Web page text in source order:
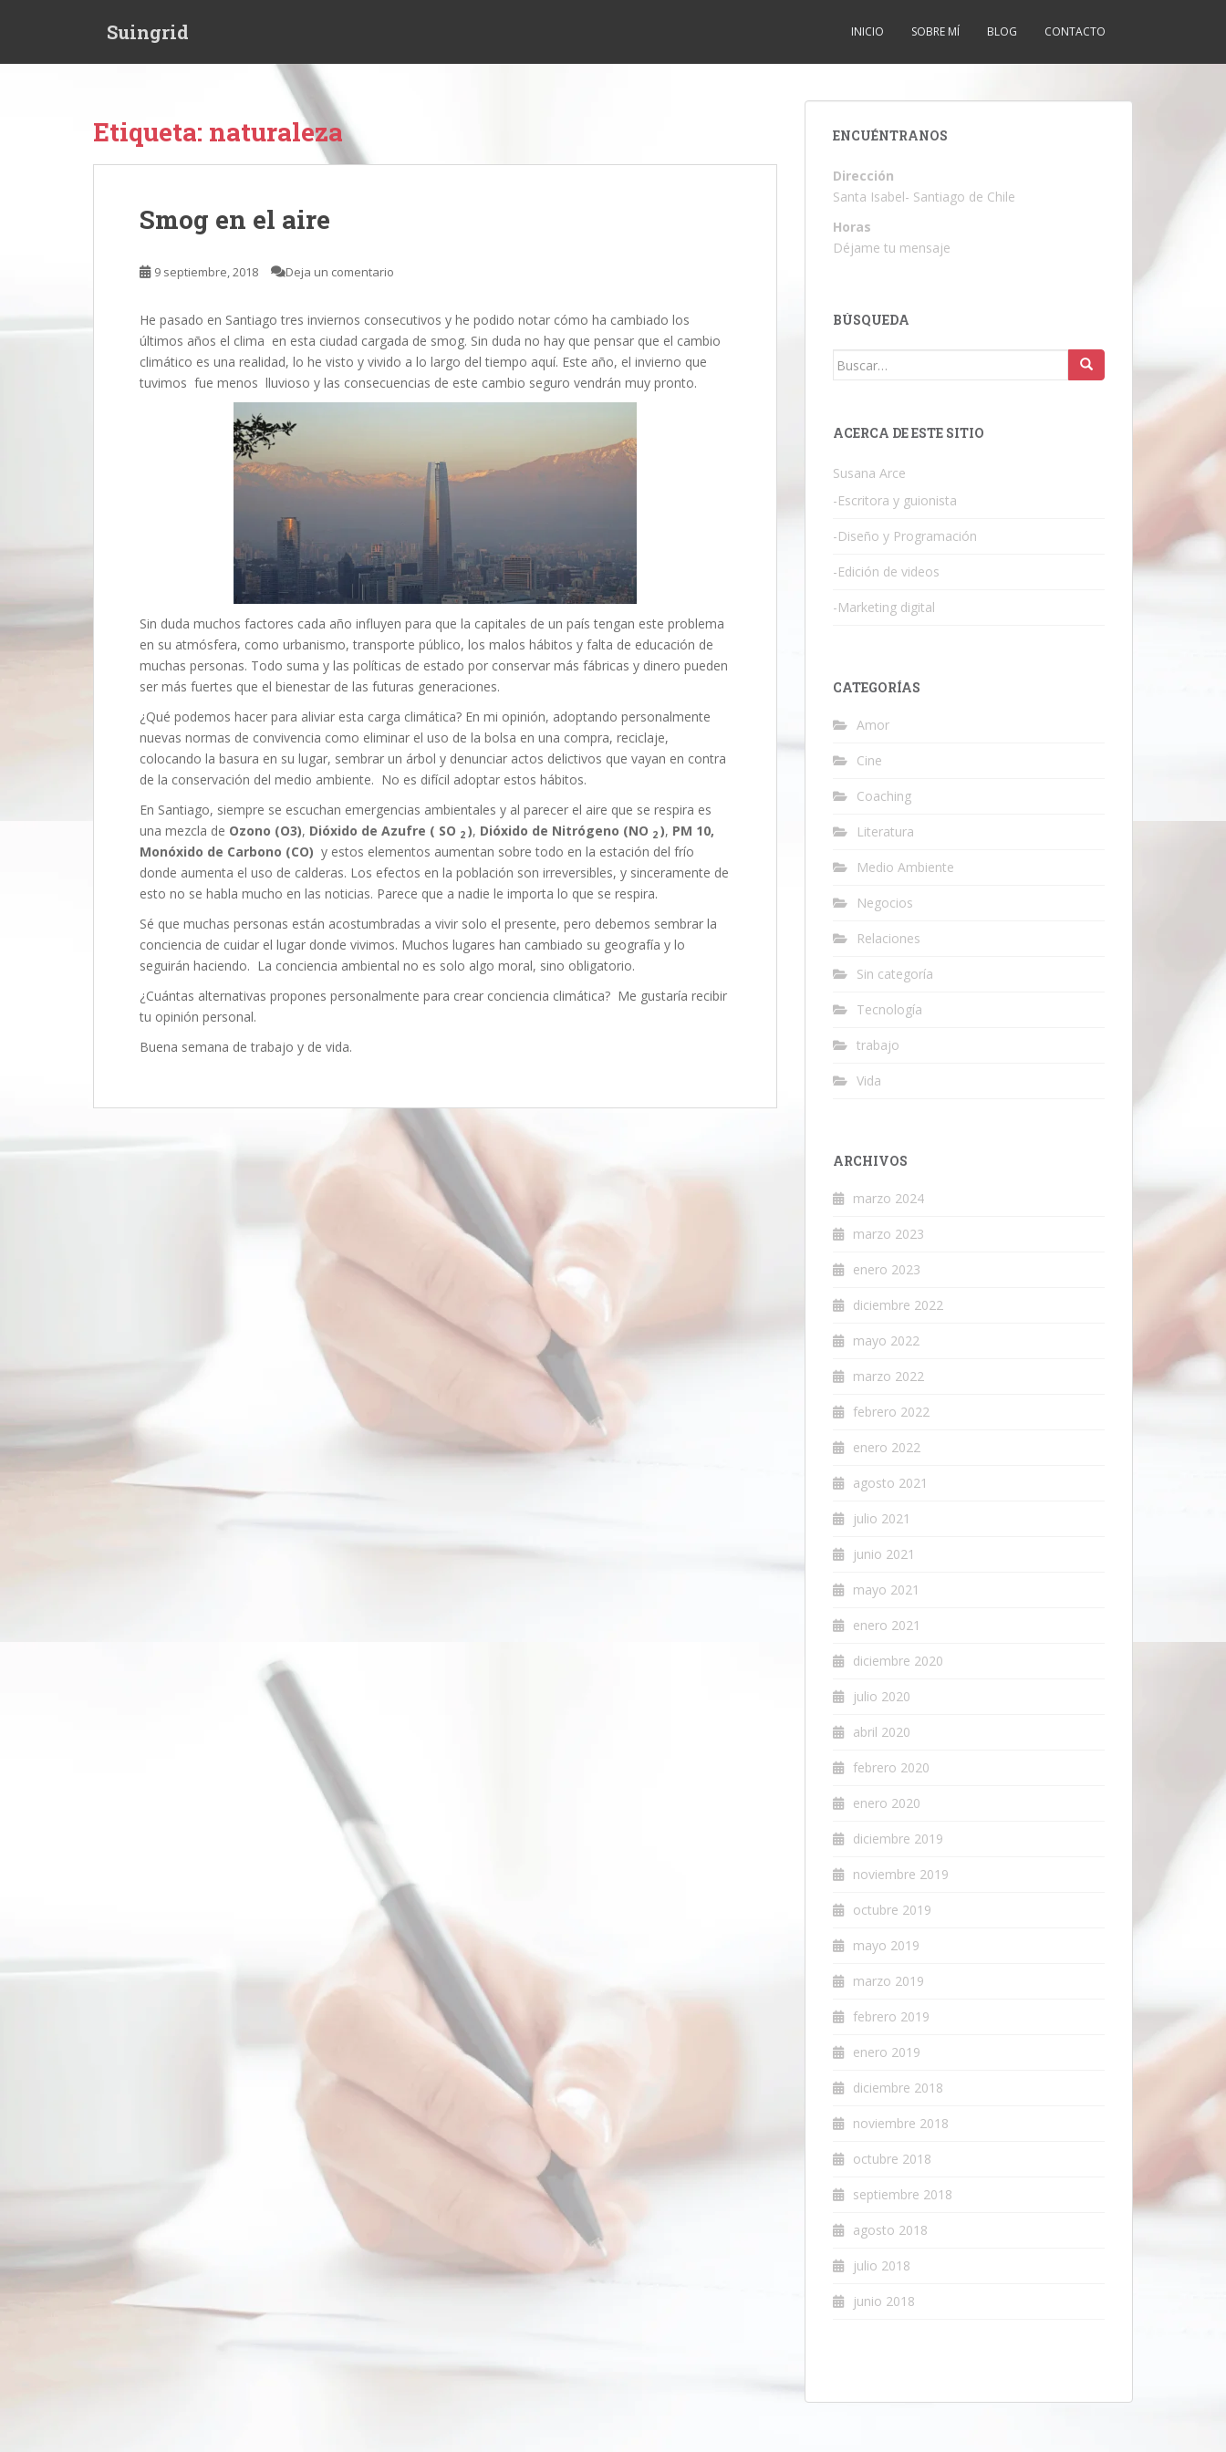
Suingrid INICIO SOBRE MÍ BLOG CONTACTO
Etiqueta: naturaleza
Smog en el aire
9 septiembre, 2018 Deja un comentario
He pasado en Santiago tres inviernos consecutivos y he podido notar cómo ha cambiado los
últimos años el clima en esta ciudad cargada de smog. Sin duda no hay que pensar que el cambio
climático es una realidad, lo he visto y vivido a lo largo del tiempo aquí. Este año, el invierno que
tuvimos fue menos lluvioso y las consecuencias de este cambio seguro vendrán muy pronto.
Sin duda muchos factores cada año influyen para que la capitales de un país tengan este problema
en su atmósfera, como urbanismo, transporte público, los malos hábitos y falta de educación de
muchas personas. Todo suma y las políticas de estado por conservar más fábricas y dinero pueden
ser más fuertes que el bienestar de las futuras generaciones.
¿Qué podemos hacer para aliviar esta carga climática? En mi opinión, adoptando personalmente
nuevas normas de convivencia como eliminar el uso de la bolsa en una compra, reciclaje,
colocando la basura en su lugar, sembrar un árbol y denunciar actos delictivos que vayan en contra
de la conservación del medio ambiente. No es difícil adoptar estos hábitos.
En Santiago, siempre se escuchan emergencias ambientales y al parecer el aire que se respira es
una mezcla de Ozono (O3), Dióxido de Azufre ( SO 2 ), Dióxido de Nitrógeno (NO 2 ), PM 10,
Monóxido de Carbono (CO) y estos elementos aumentan sobre todo en la estación del frío
donde aumenta el uso de calderas. Los efectos en la población son irreversibles, y sinceramente de
esto no se habla mucho en las noticias. Parece que a nadie le importa lo que se respira.
Sé que muchas personas están acostumbradas a vivir solo el presente, pero debemos sembrar la
conciencia de cuidar el lugar donde vivimos. Muchos lugares han cambiado su geografía y lo
seguirán haciendo. La conciencia ambiental no es solo algo moral, sino obligatorio.
¿Cuántas alternativas propones personalmente para crear conciencia climática? Me gustaría recibir
tu opinión personal.
Buena semana de trabajo y de vida.
ENCUÉNTRANOS
Dirección
Santa Isabel- Santiago de Chile
Horas
Déjame tu mensaje
BÚSQUEDA
Buscar:
ACERCA DE ESTE SITIO
Susana Arce
-Escritora y guionista
-Diseño y Programación
-Edición de videos
-Marketing digital
CATEGORÍAS
Amor
Cine
Coaching
Literatura
Medio Ambiente
Negocios
Relaciones
Sin categoría
Tecnología
trabajo
Vida
ARCHIVOS
marzo 2024
marzo 2023
enero 2023
diciembre 2022
mayo 2022
marzo 2022
febrero 2022
enero 2022
agosto 2021
julio 2021
junio 2021
mayo 2021
enero 2021
diciembre 2020
julio 2020
abril 2020
febrero 2020
enero 2020
diciembre 2019
noviembre 2019
octubre 2019
mayo 2019
marzo 2019
febrero 2019
enero 2019
diciembre 2018
noviembre 2018
octubre 2018
septiembre 2018
agosto 2018
julio 2018
junio 2018